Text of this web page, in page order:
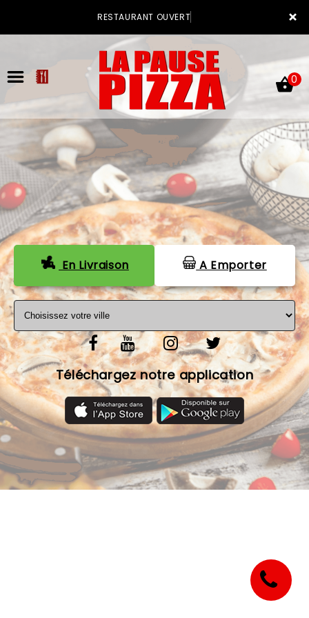
×
RESTAURANT OUVERT
ACCUEIL
LA CARTE
VOTRE COMPTE
NOTRE RESTAURANT
VOS AVIS
MENTIONS LÉGALES
C.G.V
0
En Livraison A Emporter
Téléchargez notre application